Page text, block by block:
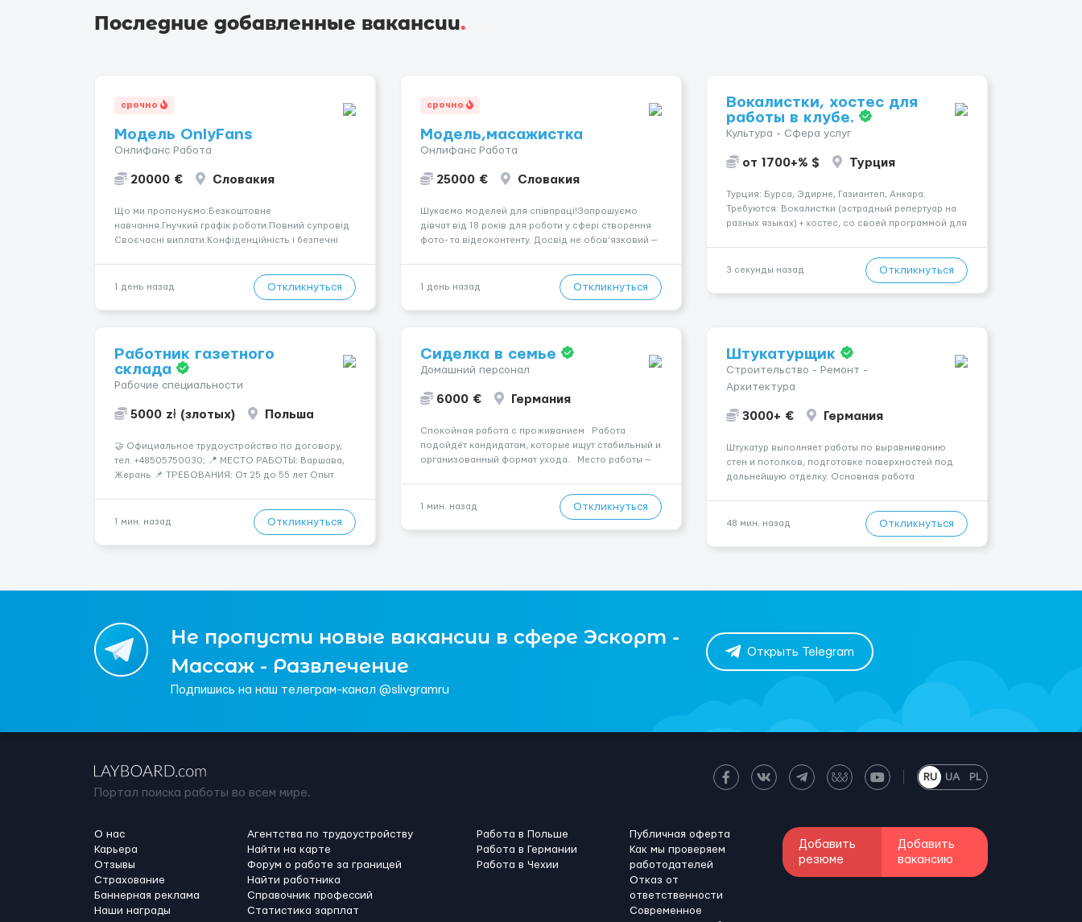
Последние добавленные вакансии.
срочно
Модель OnlyFans
Онлифанс Работа
20000 € Словакия
Що ми пропонуємо:Безкоштовне
навчання.Гнучкий графік роботи.Повний супровід
Своєчасні виплати.Конфіденційність і безпечні
розвиватися.Досвід не обов’язковий.Якщо вас
зацікавила вакансія — залишайте відгук, і ми
зв’яжемося ...
1 день назад Откликнуться
срочно
Модель,масажистка
Онлифанс Работа
25000 € Словакия
Шукаємо моделей для співпраці!Запрошуємо
дівчат від 18 років для роботи у сфері створення
фото- та відеоконтенту. Досвід не обов’язковий —
конфіденційність і професійну підтримку.
Працюємо офіційно, поважаємо особ...
1 день назад Откликнуться
Вокалистки, хостес для
работы в клубе.
Культура - Сфера услуг
от 1700+% $ Турция
Турция: Бурса, Эдирне, Газиантеп, Анкара.
Требуются: Вокалистки (эстрадный репертуар на
разных языках) + хостеc, со своей программой для
трех месяцев. Мед. страховка. Высокая зарплат...
3 секунды назад Откликнуться
Работник газетного
склада
Рабочие специальности
5000 zł (злотых) Польша
🤝 Официальное трудоустройство по договору,
тел. +48505750030; 📍 МЕСТО РАБОТЫ: Варшава,
Жерань 📌 ТРЕБОВАНИЯ: От 25 до 55 лет Опыт
лет) язык: разговорный уровень польского 📆
1 мин. назад Откликнуться
Сиделка в семье
Домашний персонал
6000 € Германия
Спокойная работа с проживанием Работа
подойдёт кандидатам, которые ищут стабильный и
организованный формат ухода. Место работы —
Мобильность пациента: Чолов...
1 мин. назад Откликнуться
Штукатурщик
Строительство - Ремонт -
Архитектура
3000+ € Германия
Штукатур выполняет работы по выравниванию
стен и потолков, подготовке поверхностей под
дальнейшую отделку. Основная работа
специалистов с подтверждённым опытом и
портфолио. Обязанности Подготовка оснований
...
48 мин. назад Откликнуться
Не пропусти новые вакансии в сфере Эскорт -
Массаж - Развлечение
Подпишись на наш телеграм-канал @slivgramru
Открыть Telegram
Портал поиска работы во всем мире.
RU UA PL
О нас
Карьера
Отзывы
Страхование
Баннерная реклама
Наши награды
Агентства по трудоустройству
Найти на карте
Форум о работе за границей
Найти работника
Справочник профессий
Статистика зарплат
Работа в Польше
Работа в Германии
Работа в Чехии
Публичная оферта
Как мы проверяем
работодателей
Отказ от
ответственности
Современное
Добавить
резюме
Добавить
вакансию